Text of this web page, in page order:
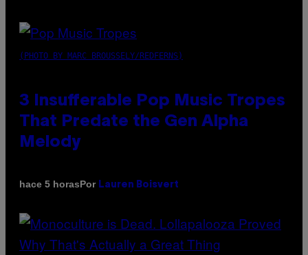
(PHOTO BY MARC BROUSSELY/REDFERNS)
3 Insufferable Pop Music Tropes
That Predate the Gen Alpha
Melody
hace 5 horasPor Lauren Boisvert